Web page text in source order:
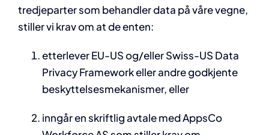
tredjeparter som behandler data på våre vegne,
stiller vi krav om at de enten:
etterlever EU-US og/eller Swiss-US Data
Privacy Framework eller andre godkjente
beskyttelsesmekanismer, eller
inngår en skriftlig avtale med AppsCo